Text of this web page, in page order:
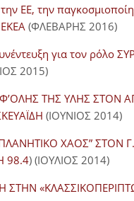
ΕΕ, την
(ΦΛΕΒΑΡΗΣ 2016)
για τον ρόλο
2015)
ΤΗΣ ΥΛΗΣ ΣΤΟΝ
(ΙΟΥΝΙΟΣ 2014)
ΧΑΟΣ” ΣΤΟΝ
98.4) (ΙΟΥΛΙΟΣ 2014)
ΣΤΗΝ